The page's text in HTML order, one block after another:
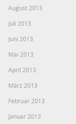
August 2013
Juli 2013
Juni 2013
Mai 2013
April 2013
März 2013
Februar 2013
Januar 2013